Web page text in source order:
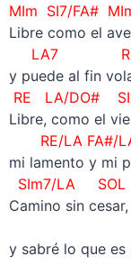
MIm SI7/
Libre como el
LA7
y puede al fin
RE LA/DO#
Libre, como el
RE/LA FA#/
mi lamento y mi
SIm7/LA
Camino sin
LA
y sabré lo que